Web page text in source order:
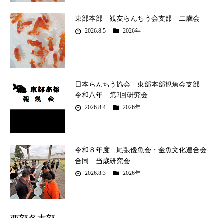
東部本部 観友らんちう会支部 二歳会
2026.8.5 2026年
日本らんちう協会 東部本部観魚会支部
令和八年 第2回研究会
2026.8.4 2026年
令和８年度 尾張優魚会・金魚文化連合会
合同 当歳研究会
2026.8.3 2026年